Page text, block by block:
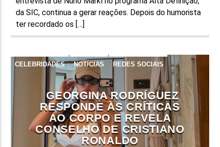
da SIC, continua a gerar reações. Depois do humorista
ter recordado os […]
CELEBRIDADES NOTÍCIAS REDES SOCIAIS
GEORGINA RODRÍGUEZ
RESPONDE ÀS CRÍTICAS
AO CORPO E REVELA
CONSELHO DE CRISTIANO
RONALDO